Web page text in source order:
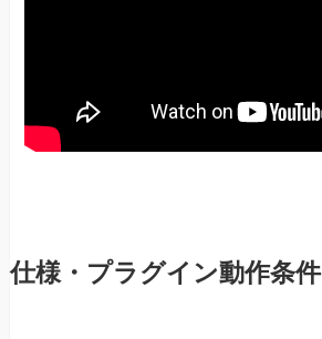
仕様・プラグイン動作条件